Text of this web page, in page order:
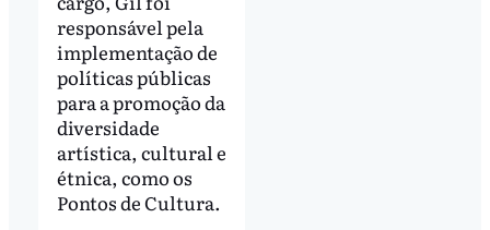
responsável pela
implementação de
políticas públicas
para a promoção da
diversidade
artística, cultural e
étnica, como os
Pontos de Cultura.